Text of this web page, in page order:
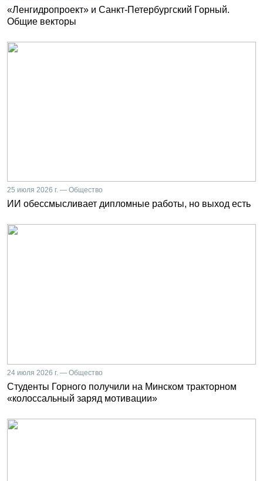
«Ленгидропроект» и Санкт-Петербургский Горный.
Общие векторы
25 июля 2026 г. — Общество
ИИ обессмысливает дипломные работы, но выход есть
24 июля 2026 г. — Общество
Студенты Горного получили на Минском тракторном
«колоссальный заряд мотивации»